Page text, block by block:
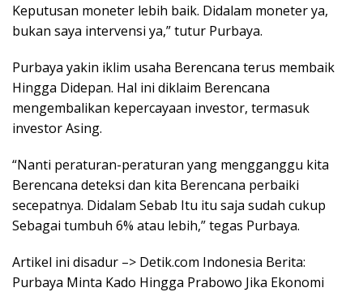
Keputusan moneter lebih baik. Didalam moneter ya,
bukan saya intervensi ya,” tutur Purbaya.
Purbaya yakin iklim usaha Berencana terus membaik
Hingga Didepan. Hal ini diklaim Berencana
mengembalikan kepercayaan investor, termasuk
investor Asing.
“Nanti peraturan-peraturan yang mengganggu kita
Berencana deteksi dan kita Berencana perbaiki
secepatnya. Didalam Sebab Itu itu saja sudah cukup
Sebagai tumbuh 6% atau lebih,” tegas Purbaya.
Artikel ini disadur –> Detik.com Indonesia Berita:
Purbaya Minta Kado Hingga Prabowo Jika Ekonomi